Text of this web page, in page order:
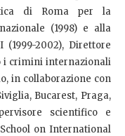
di Roma per la
(1998) e alla
2002), Direttore
i crimini internazionali
in collaborazione con
Bucarest, Praga,
scientifico e
on International